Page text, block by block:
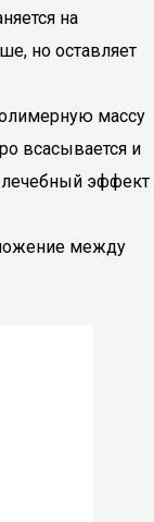
на
но оставляет
массу
всасывается и
лечебный эффект
между